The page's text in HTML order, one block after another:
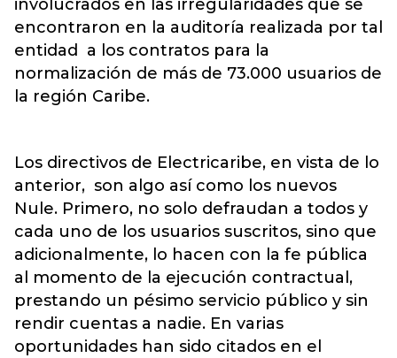
involucrados en las irregularidades que se
encontraron en la auditoría realizada por tal
entidad a los contratos para la
normalización de más de 73.000 usuarios de
la región Caribe.
Los directivos de Electricaribe, en vista de lo
anterior, son algo así como los nuevos
Nule. Primero, no solo defraudan a todos y
cada uno de los usuarios suscritos, sino que
adicionalmente, lo hacen con la fe pública
al momento de la ejecución contractual,
prestando un pésimo servicio público y sin
rendir cuentas a nadie. En varias
oportunidades han sido citados en el